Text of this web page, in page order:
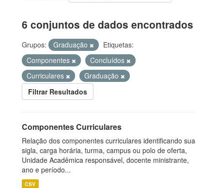
6 conjuntos de dados encontrados
Grupos: Graduação
Etiquetas:
Componentes
Concluídos
Curriculares
Graduação
Filtrar Resultados
Componentes Curriculares
Relação dos componentes curriculares identificando sua
sigla, carga horária, turma, campus ou polo de oferta,
Unidade Acadêmica responsável, docente ministrante,
ano e período...
CSV